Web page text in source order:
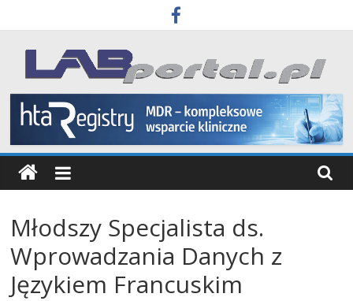
to
content
Labportal
Laboratoria
Aparatura
Badania
Młodszy Specjalista ds.
Wprowadzania Danych z
Językiem Francuskim